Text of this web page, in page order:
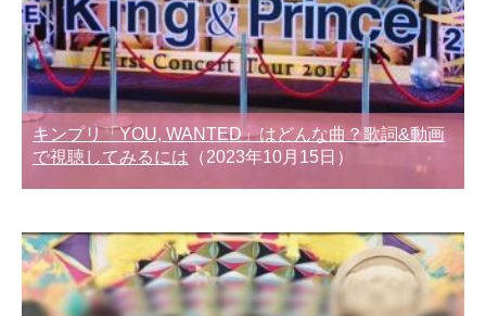
キンプリ「YOU, WANTED」はどんな曲？歌詞&動画
で視聴してみるには （2023年10月15日）